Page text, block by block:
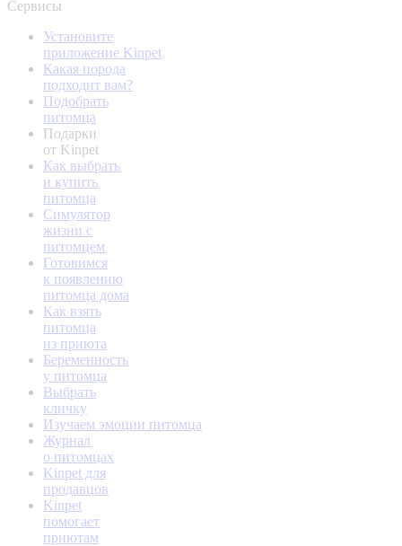
Сервисы
Установите
приложение Kinpet
Какая порода
подходит вам?
Подобрать
питомца
Подарки
от Kinpet
Как выбрать
и купить
питомца
Симулятор
жизни с
питомцем
Готовимся
к появлению
питомца дома
Как взять
питомца
из приюта
Беременность
у питомца
Выбрать
кличку
Изучаем эмоции питомца
Журнал
о питомцах
Kinpet для
продавцов
Kinpet
помогает
приютам